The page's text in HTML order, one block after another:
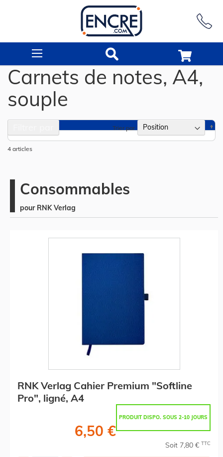
Carnets de notes, A4,
souple
4 articles
Trier par
Consommables
pour RNK Verlag
RNK Verlag Cahier Premium "Softline
Pro", ligné, A4
PRODUIT DISPO. SOUS 2-10 JOURS
6,50 €
Soit 7,80 € TTC